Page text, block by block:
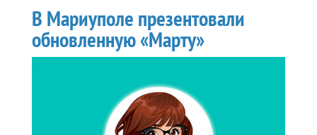
В Мариуполе презентовали
обновленную «Марту»